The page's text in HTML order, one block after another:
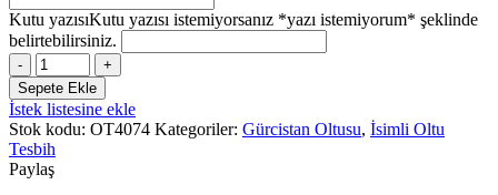
Kutu yazısıKutu yazısı istemiyorsanız *yazı istemiyorum* şeklinde
belirtebilirsiniz.
Erkek
Kişiye
Özel
Isimli
Hediye
Tesbih
adet
Sepete Ekle
İstek listesine ekle
Stok kodu: OT4074 Kategoriler: Gürcistan Oltusu, İsimli Oltu
Tesbih
Paylaş